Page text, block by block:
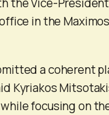
in the Maximos
a coherent
Kyriakos
focusing on